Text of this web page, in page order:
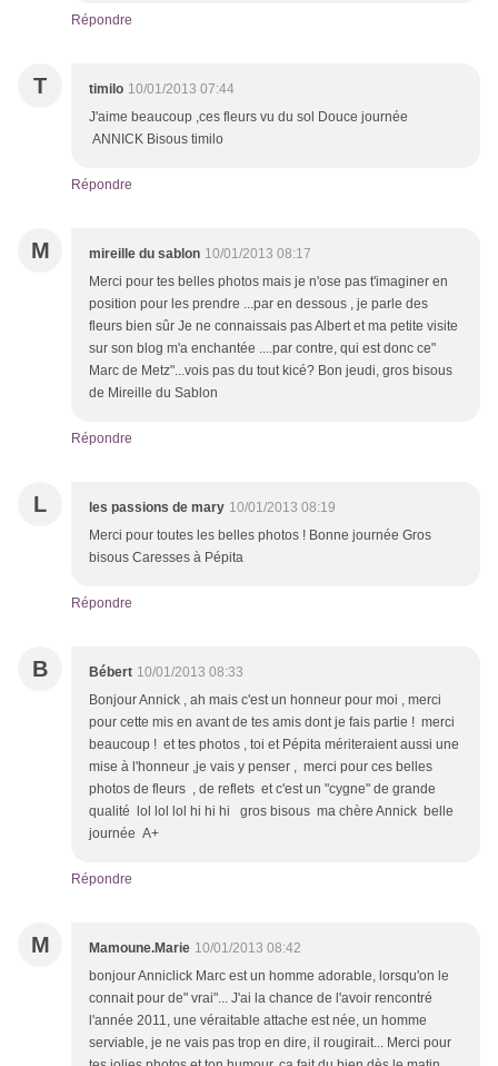
Répondre
T timilo 10/01/2013 07:44
J'aime beaucoup ,ces fleurs vu du sol Douce journée
ANNICK Bisous timilo
Répondre
M mireille du sablon 10/01/2013 08:17
Merci pour tes belles photos mais je n'ose pas t'imaginer en
position pour les prendre ...par en dessous , je parle des
fleurs bien sûr Je ne connaissais pas Albert et ma petite visite
sur son blog m'a enchantée ....par contre, qui est donc ce"
Marc de Metz"...vois pas du tout kicé? Bon jeudi, gros bisous
de Mireille du Sablon
Répondre
L les passions de mary 10/01/2013 08:19
Merci pour toutes les belles photos ! Bonne journée Gros
bisous Caresses à Pépita
Répondre
B Bébert 10/01/2013 08:33
Bonjour Annick , ah mais c'est un honneur pour moi , merci
pour cette mis en avant de tes amis dont je fais partie ! merci
beaucoup ! et tes photos , toi et Pépita mériteraient aussi une
mise à l'honneur ,je vais y penser , merci pour ces belles
photos de fleurs , de reflets et c'est un "cygne" de grande
qualité lol lol lol hi hi hi gros bisous ma chère Annick belle
journée A+
Répondre
M Mamoune.Marie 10/01/2013 08:42
bonjour Anniclick Marc est un homme adorable, lorsqu'on le
connait pour de" vrai"... J'ai la chance de l'avoir rencontré
l'année 2011, une véraitable attache est née, un homme
serviable, je ne vais pas trop en dire, il rougirait... Merci pour